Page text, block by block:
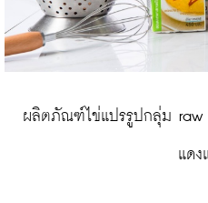
แดง